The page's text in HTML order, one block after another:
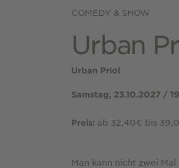
COMEDY & SHOW
Urban
Urban Priol
Samstag, 23.10.2027 /
Preis: ab 32,40€ bis
Man kann nicht zwei